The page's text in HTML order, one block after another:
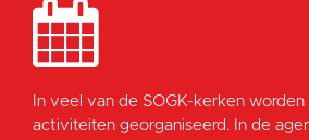
In veel van de SOGK-kerken
activiteiten georganiseerd. In de